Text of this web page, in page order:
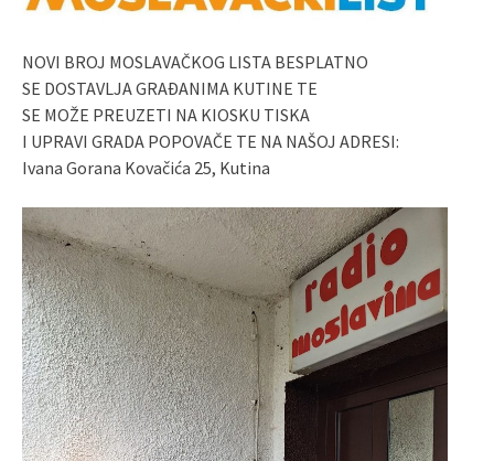
NOVI BROJ MOSLAVAČKOG LISTA BESPLATNO
SE DOSTAVLJA GRAĐANIMA KUTINE TE
SE MOŽE PREUZETI NA KIOSKU TISKA
I UPRAVI GRADA POPOVAČE TE NA NAŠOJ ADRESI:
Ivana Gorana Kovačića 25, Kutina